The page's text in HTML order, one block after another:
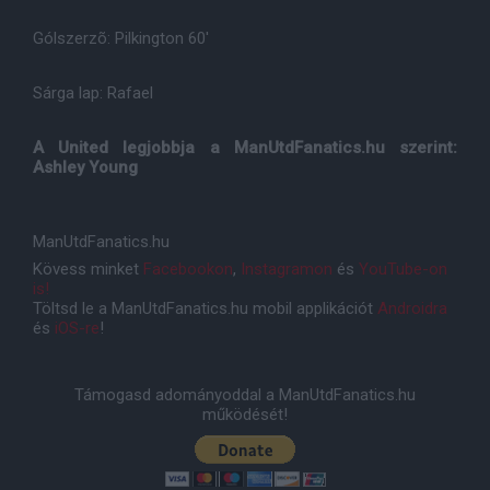
Gólszerzõ: Pilkington 60'
Sárga lap: Rafael
A United legjobbja a ManUtdFanatics.hu szerint:
Ashley Young
ManUtdFanatics.hu
Kövess minket Facebookon, Instagramon és YouTube-on
is!
Töltsd le a ManUtdFanatics.hu mobil applikációt Androidra
és iOS-re!
Támogasd adományoddal a ManUtdFanatics.hu
működését!